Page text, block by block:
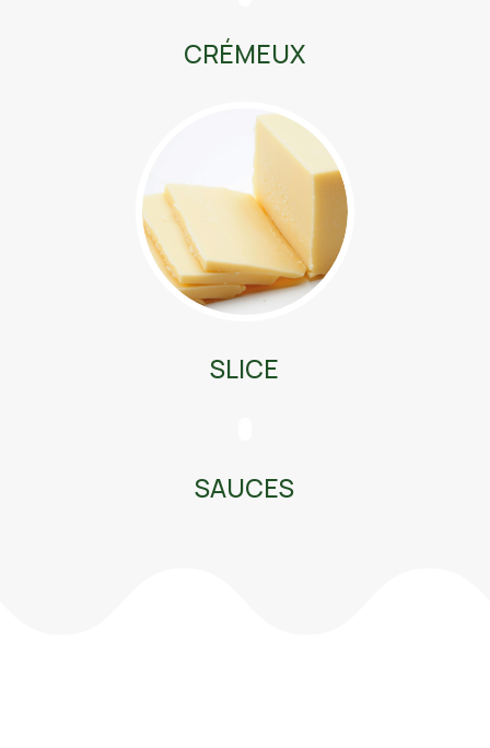
CRÉMEUX
SLICE
SAUCES